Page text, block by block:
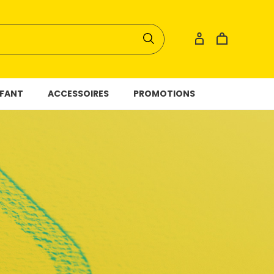
ACCESSOIRES PROMOTIONS